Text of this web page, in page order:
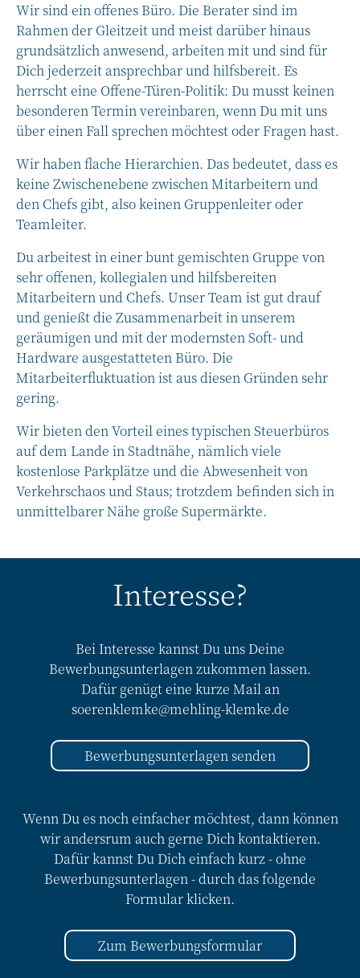
Wir sind ein offenes Büro. Die Berater sind im
Rahmen der Gleitzeit und meist darüber hinaus
grundsätzlich anwesend, arbeiten mit und sind für
Dich jederzeit ansprechbar und hilfsbereit. Es
herrscht eine Offene-Türen-Politik: Du musst keinen
besonderen Termin vereinbaren, wenn Du mit uns
über einen Fall sprechen möchtest oder Fragen hast.
Wir haben flache Hierarchien. Das bedeutet, dass es
keine Zwischenebene zwischen Mitarbeitern und
den Chefs gibt, also keinen Gruppenleiter oder
Teamleiter.
Du arbeitest in einer bunt gemischten Gruppe von
sehr offenen, kollegialen und hilfsbereiten
Mitarbeitern und Chefs. Unser Team ist gut drauf
und genießt die Zusammenarbeit in unserem
geräumigen und mit der modernsten Soft- und
Hardware ausgestatteten Büro. Die
Mitarbeiterfluktuation ist aus diesen Gründen sehr
gering.
Wir bieten den Vorteil eines typischen Steuerbüros
auf dem Lande in Stadtnähe, nämlich viele
kostenlose Parkplätze und die Abwesenheit von
Verkehrschaos und Staus; trotzdem befinden sich in
unmittelbarer Nähe große Supermärkte.
Interesse?
Bei Interesse kannst Du uns Deine
Bewerbungsunterlagen zukommen lassen.
Dafür genügt eine kurze Mail an
soerenklemke@mehling-klemke.de
Bewerbungsunterlagen senden
Wenn Du es noch einfacher möchtest, dann können
wir andersrum auch gerne Dich kontaktieren.
Dafür kannst Du Dich einfach kurz - ohne
Bewerbungsunterlagen - durch das folgende
Formular klicken.
Zum Bewerbungsformular